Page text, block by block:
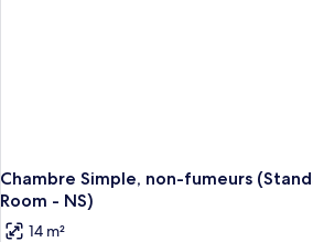
Chambre Simple, non-fumeurs
Room - NS)
14 m²